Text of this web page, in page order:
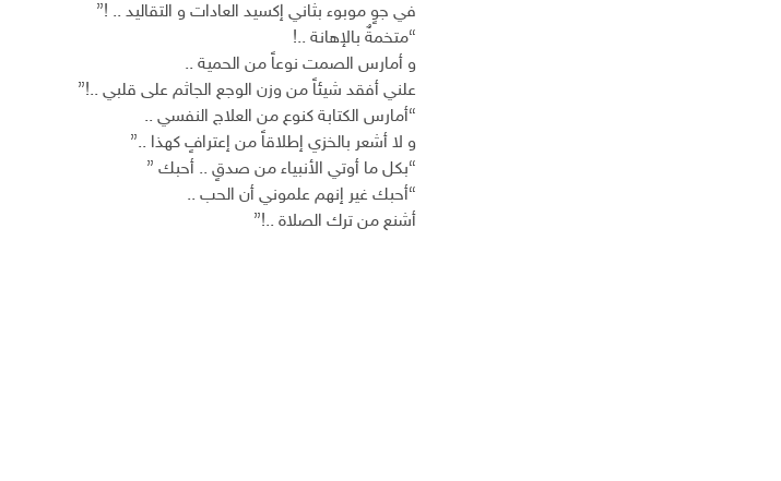
في جوٍ موبوء بثاني إكسيد العادات و التقاليد .. !”
“متخمةٌ بالإهانة ..!
و أمارس الصمت نوعاً من الحمية ..
علني أفقد شيئاً من وزن الوجع الجاثم على قلبي ..!”
“أمارس الكتابة كنوع من العلاج النفسي ..
و لا أشعر بالخزي إطلاقاً من إعترافٍ كهذا ..”
“بكل ما أوتي الأنبياء من صدقٍ .. أحبك ”
“أحبك غير إنهم علموني أن الحب ..
أشنع من ترك الصلاة ..!”